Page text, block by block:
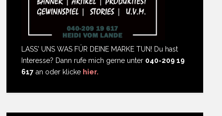
LASS' UNS WAS FÜR DEINE MARKE TUN! Du hast
Interesse? Dann rufe mich gerne unter 040-209 19
617 an oder klicke hier.